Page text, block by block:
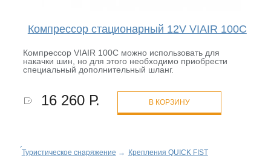
Компрессор стационарный 12V VIAIR 100C
Компрессор VIAIR 100C можно использовать для
накачки шин, но для этого необходимо приобрести
специальный дополнительный шланг.
16 260 Р. В КОРЗИНУ
Туристическое снаряжение → Крепления QUICK FIST